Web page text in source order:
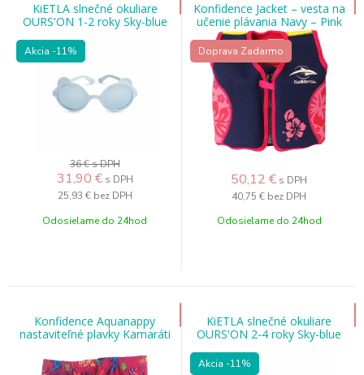
KiETLA slnečné okuliare
OURS'ON 1-2 roky Sky-blue
Akcia -11%
36 €s DPH
31,90 € s DPH
25,93 € bez DPH
Odosielame do 24hod
Konfidence Jacket – vesta na
učenie plávania Navy – Pink
Hibiscus
Doprava Zadarmo
50,12 € s DPH
40,75 € bez DPH
Odosielame do 24hod
Konfidence Aquanappy
nastaviteľné plavky Kamaráti
KiETLA slnečné okuliare
OURS'ON 2-4 roky Sky-blue
Akcia -11%